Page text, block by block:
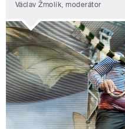
Václav Žmolík, moderátor